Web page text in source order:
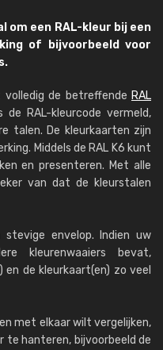
om een RAL-kleur bij een
of bijvoorbeeld voor
volledig de betreffende RAL
RAL-kleurcode vermeld,
talen. De kleurkaarten zijn
Middels de RAL K6 kunt
en presenteren. Met alle
van dat de kleurstalen
envelop. Indien uw
kleurenwaaiers bevat,
en de kleurkaart(en) zo veel
met elkaar wilt vergelijken,
te hanteren, bijvoorbeeld de